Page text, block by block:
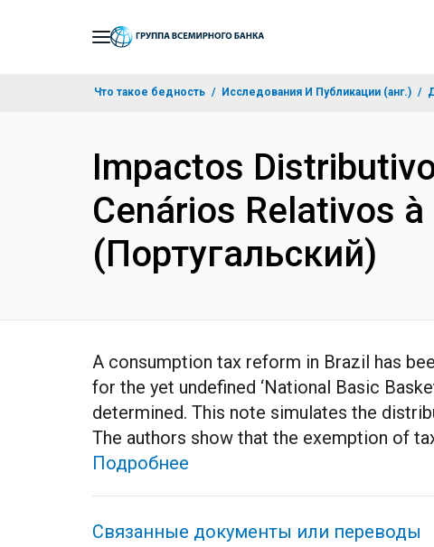
Что такое бедность Исследования И Публикации (анг.)
Impactos
Cenários Relativos
(Португальский)
A consumption tax reform in Brazil has
for the yet undefined ‘National Basic
determined. This note simulates the
The authors show that the exemption of
Подробнее
Связанные документы или переводы